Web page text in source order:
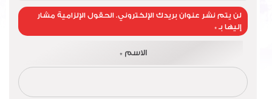
لن يتم نشر عنوان بريدك الإلكتروني.الحقول الإلزامية مشار
إليها بـ*
الاسم*